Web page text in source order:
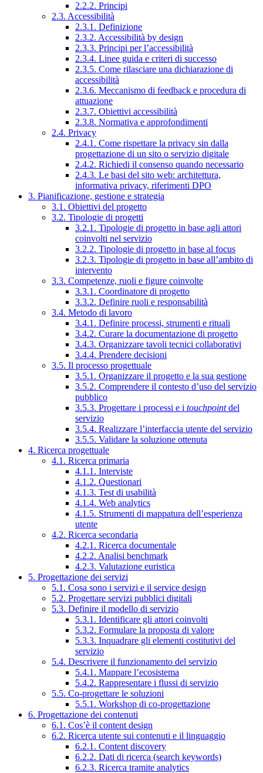
2.2.2. Principi
2.3. Accessibilità
2.3.1. Definizione
2.3.2. Accessibilità by design
2.3.3. Principi per l’accessibilità
2.3.4. Linee guida e criteri di successo
2.3.5. Come rilasciare una dichiarazione di
accessibilità
2.3.6. Meccanismo di feedback e procedura di
attuazione
2.3.7. Obiettivi accessibilità
2.3.8. Normativa e approfondimenti
2.4. Privacy
2.4.1. Come rispettare la privacy sin dalla
progettazione di un sito o servizio digitale
2.4.2. Richiedi il consenso quando necessario
2.4.3. Le basi del sito web: architettura,
informativa privacy, riferimenti DPO
3. Pianificazione, gestione e strategia
3.1. Obiettivi del progetto
3.2. Tipologie di progetti
3.2.1. Tipologie di progetto in base agli attori
coinvolti nel servizio
3.2.2. Tipologie di progetto in base al focus
3.2.3. Tipologie di progetto in base all’ambito di
intervento
3.3. Competenze, ruoli e figure coinvolte
3.3.1. Coordinatore di progetto
3.3.2. Definire ruoli e responsabilità
3.4. Metodo di lavoro
3.4.1. Definire processi, strumenti e rituali
3.4.2. Curare la documentazione di progetto
3.4.3. Organizzare tavoli tecnici collaborativi
3.4.4. Prendere decisioni
3.5. Il processo progettuale
3.5.1. Organizzare il progetto e la sua gestione
3.5.2. Comprendere il contesto d’uso del servizio
pubblico
3.5.3. Progettare i processi e i touchpointdel
servizio
3.5.4. Realizzare l’interfaccia utente del servizio
3.5.5. Validare la soluzione ottenuta
4. Ricerca progettuale
4.1. Ricerca primaria
4.1.1. Interviste
4.1.2. Questionari
4.1.3. Test di usabilità
4.1.4. Web analytics
4.1.5. Strumenti di mappatura dell’esperienza
utente
4.2. Ricerca secondaria
4.2.1. Ricerca documentale
4.2.2. Analisi benchmark
4.2.3. Valutazione euristica
5. Progettazione dei servizi
5.1. Cosa sono i servizi e il service design
5.2. Progettare servizi pubblici digitali
5.3. Definire il modello di servizio
5.3.1. Identificare gli attori coinvolti
5.3.2. Formulare la proposta di valore
5.3.3. Inquadrare gli elementi costitutivi del
servizio
5.4. Descrivere il funzionamento del servizio
5.4.1. Mappare l’ecosistema
5.4.2. Rappresentare i flussi di servizio
5.5. Co-progettare le soluzioni
5.5.1. Workshop di co-progettazione
6. Progettazione dei contenuti
6.1. Cos’è il content design
6.2. Ricerca utente sui contenuti e il linguaggio
6.2.1. Content discovery
6.2.2. Dati di ricerca (search keywords)
6.2.3. Ricerca tramite analytics